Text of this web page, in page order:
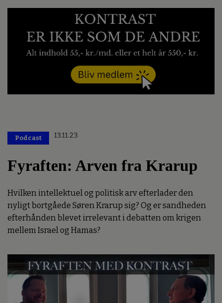
Podcast 13.11.23
Fyraften: Arven fra Krarup
Hvilken intellektuel og politisk arv efterlader den
nyligt bortgåede Søren Krarup sig? Og er sandheden
efterhånden blevet irrelevant i debatten om krigen
mellem Israel og Hamas?